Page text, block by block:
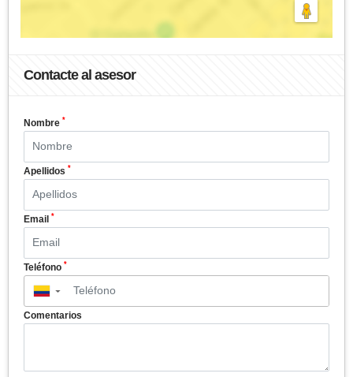
Contacte al asesor
Nombre *
Apellidos *
Email *
Teléfono *
▼
Comentarios